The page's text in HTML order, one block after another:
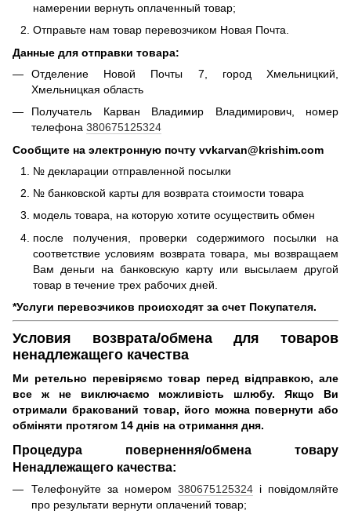
намерении вернуть оплаченный товар;
Отправьте нам товар перевозчиком Новая Почта.
Данные для отправки товара:
Отделение Новой Почты 7, город Хмельницкий,
Хмельницкая область
Получатель Карван Владимир Владимирович, номер
телефона 380675125324
Сообщите на электронную почту vvkarvan@krishim.com
№ декларации отправленной посылки
№ банковской карты для возврата стоимости товара
модель товара, на которую хотите осуществить обмен
после получения, проверки содержимого посылки на
соответствие условиям возврата товара, мы возвращаем
Вам деньги на банковскую карту или высылаем другой
товар в течение трех рабочих дней.
*Услуги перевозчиков происходят за счет Покупателя.
Условия возврата/обмена для товаров
ненадлежащего качества
Ми ретельно перевіряємо товар перед відправкою, але
все ж не виключаємо можливість шлюбу.Якщо Ви
отримали бракований товар, його можна повернути або
обміняти протягом 14 днів на отримання дня.
Процедура повернення/обмена товару
Ненадлежащего качества:
Телефонуйте за номером 380675125324 і повідомляйте
про результати вернути оплачений товар;